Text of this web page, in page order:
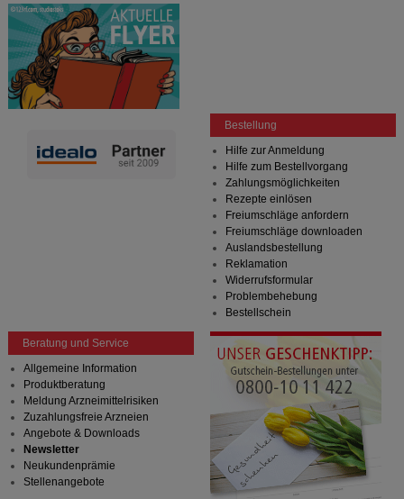
Bestellung
Hilfe zur Anmeldung
Hilfe zum Bestellvorgang
Zahlungsmöglichkeiten
Rezepte einlösen
Freiumschläge anfordern
Freiumschläge downloaden
Auslandsbestellung
Reklamation
Widerrufsformular
Problembehebung
Bestellschein
Beratung und Service
Allgemeine Information
Produktberatung
Meldung Arzneimittelrisiken
Zuzahlungsfreie Arzneien
Angebote & Downloads
Newsletter
Neukundenprämie
Stellenangebote